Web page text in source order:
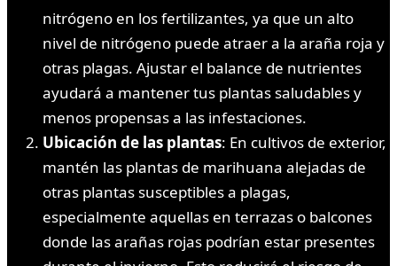
nitrógeno en los fertilizantes, ya que un alto
nivel de nitrógeno puede atraer a la araña roja y
otras plagas. Ajustar el balance de nutrientes
ayudará a mantener tus plantas saludables y
menos propensas a las infestaciones.
Ubicación de las plantas: En cultivos de exterior,
mantén las plantas de marihuana alejadas de
otras plantas susceptibles a plagas,
especialmente aquellas en terrazas o balcones
donde las arañas rojas podrían estar presentes